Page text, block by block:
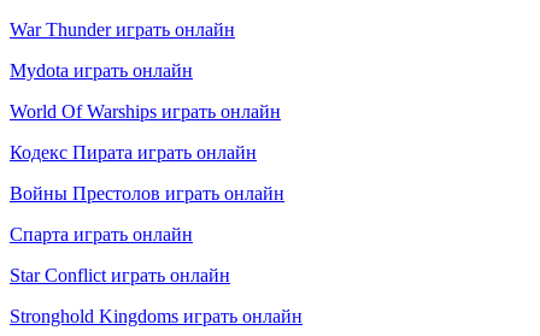
War Thunder играть онлайн
Mydota играть онлайн
World Of Warships играть онлайн
Кодекс Пирата играть онлайн
Войны Престолов играть онлайн
Спарта играть онлайн
Star Conflict играть онлайн
Stronghold Kingdoms играть онлайн